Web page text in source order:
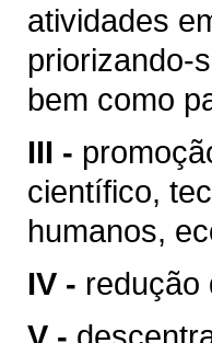
atividades
priorizando-
bem como
III -
científico,
humanos,
IV - redução